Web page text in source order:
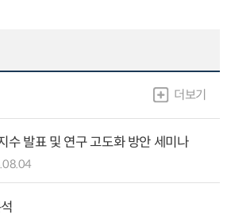
더보기
수 발표 및 연구 고도화 방안 세미나